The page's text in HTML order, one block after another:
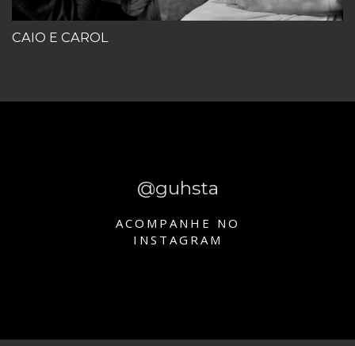
CAIO E CAROL
@guhsta
ACOMPANHE NO
INSTAGRAM